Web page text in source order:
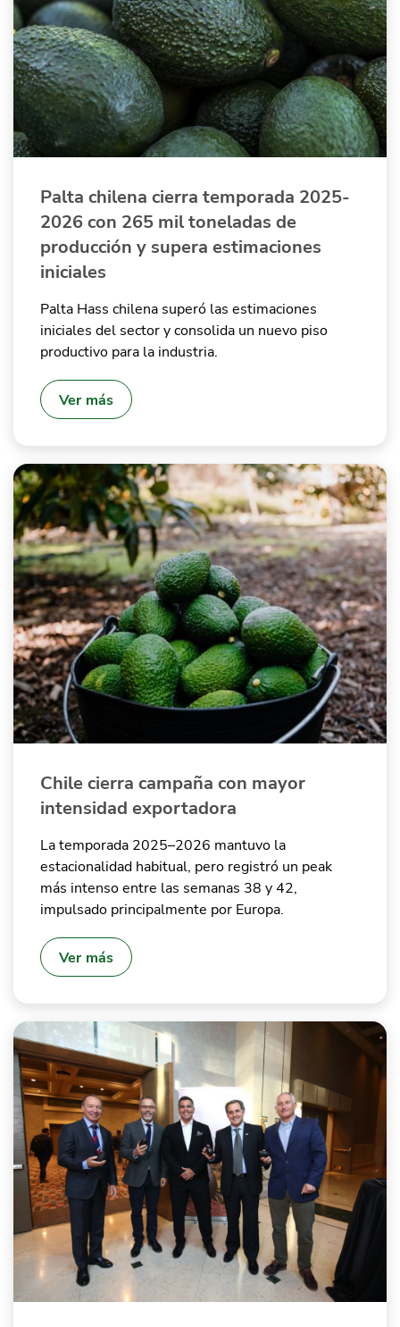
Quiénes Somos
Productores
Mercados
Contacto
modo claro
Palta chilena cierra temporada 2025-
2026 con 265 mil toneladas de
producción y supera estimaciones
iniciales
Palta Hass chilena superó las estimaciones
iniciales del sector y consolida un nuevo piso
productivo para la industria.
Ver más
Chile cierra campaña con mayor
intensidad exportadora
La temporada 2025–2026 mantuvo la
estacionalidad habitual, pero registró un peak
más intenso entre las semanas 38 y 42,
impulsado principalmente por Europa.
Ver más